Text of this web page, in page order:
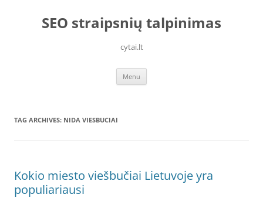
contentSEO straipsnių talpinimas
cytai.lt
Menu
TAG ARCHIVES: NIDA VIESBUCIAI
Kokio miesto viešbučiai Lietuvoje yra
populiariausi